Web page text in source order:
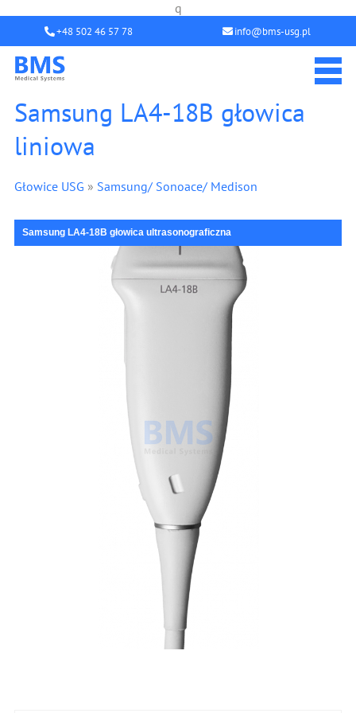
q
+48 502 46 57 78 info@bms-usg.pl
Samsung LA4-18B głowica
liniowa
Głowice USG » Samsung/ Sonoace/ Medison
Samsung LA4-18B głowica ultrasonograficzna